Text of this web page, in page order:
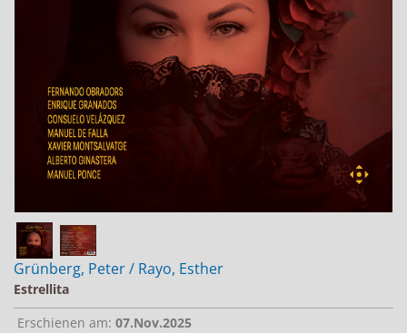
Naxos Deutschland Blog
Naxos weltweit
Grünberg, Peter / Rayo, Esther
Estrellita
Erschienen am: 07.Nov.2025